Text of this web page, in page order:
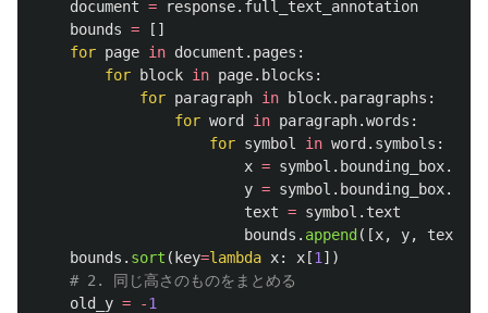
document = response. full_text_annotation
bounds =
[]
for page in document . pages :
for
block in page. blocks :
for paragraph in block. paragraphs :
for word in paragraph.words :
for symbol in word . symbols :
x = symbol . bounding_box.
y = symbol . bounding_box.
text = symbol . text
bounds . append ([x, y, text
bounds . sort ( key=lambda x: x [1 ])
old_y = -1